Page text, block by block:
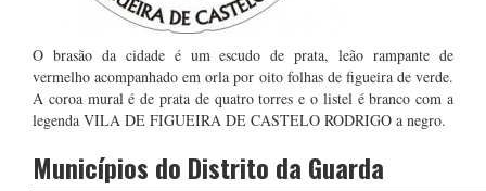
O brasão da cidade é um escudo de prata, leão rampante de
vermelho acompanhado em orla por oito folhas de figueira de verde.
A coroa mural é de prata de quatro torres e o listel é branco com a
legenda VILA DE FIGUEIRA DE CASTELO RODRIGO a negro.
Municípios do Distrito da Guarda